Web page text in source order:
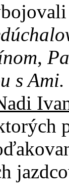
,
s Ami.